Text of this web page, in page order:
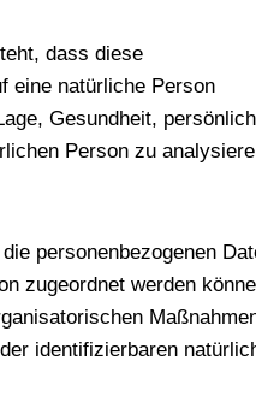
dass diese
eine natürliche Person
Gesundheit,
Person zu
personenbezogenen
zugeordnet werden
identifizierbaren